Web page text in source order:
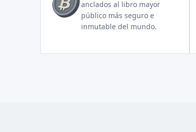
anclados al libro mayor
público más seguro e
inmutable del mundo.